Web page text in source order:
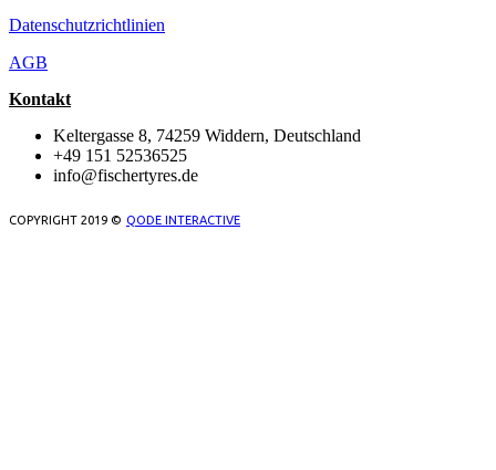
Datenschutzrichtlinien
AGB
Kontakt
Keltergasse 8, 74259 Widdern, Deutschland
+49 151 52536525
info@fischertyres.de
COPYRIGHT 2019 © QODE INTERACTIVE